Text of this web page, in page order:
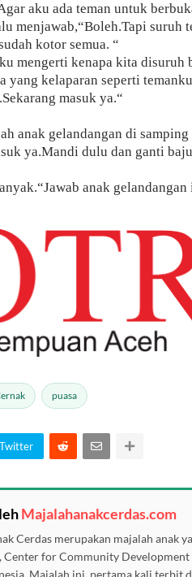
aku ada teman untuk
menjawab,“Boleh.Tapi suruh
kotor semua. “
mengerti kenapa kita disuruh
yang kelaparan seperti
masuk ya.“
anak gelandangan di
ya.Mandi dulu dan ganti
anak
puasa
Twitter
Majalahanakcerdas.com
Cerdas merupakan majalah anak
Center for Community Development